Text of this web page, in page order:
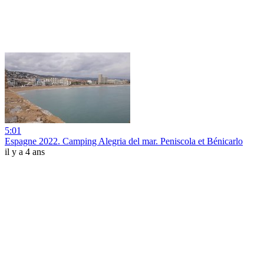
5:01
Espagne 2022. Camping Alegria del mar. Peniscola et Bénicarlo
il y a 4 ans